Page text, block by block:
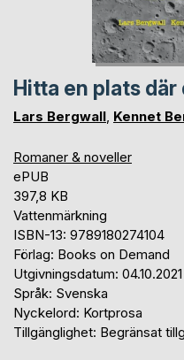
Hitta en plats
Lars Bergwall Kennet
Romaner & noveller
ePUB
397,8 KB
Vattenmärkning
ISBN-13: 9789180274104
Förlag: Books on Demand
Utgivningsdatum: 04.10.2021
Språk: Svenska
Nyckelord: Kortprosa
Tillgänglighet: Begränsat